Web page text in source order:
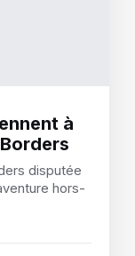
à
disputée
hors-